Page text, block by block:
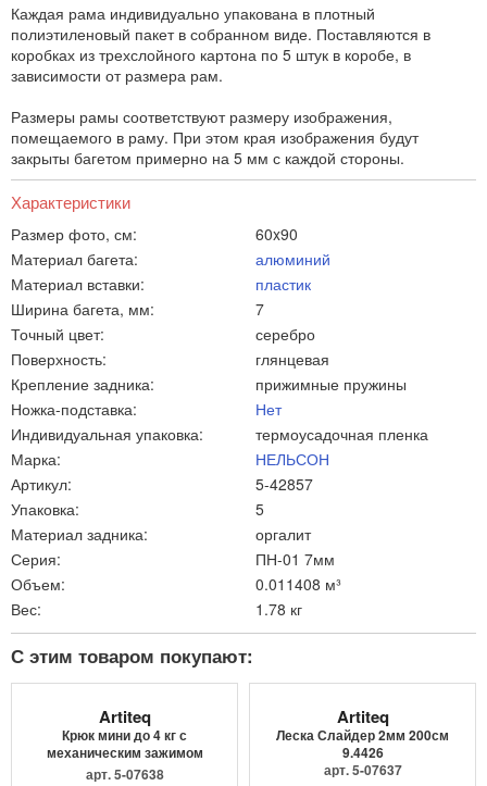
Каждая рама индивидуально упакована в плотный
полиэтиленовый пакет в собранном виде. Поставляются в
коробках из трехслойного картона по 5 штук в коробе, в
зависимости от размера рам.
Размеры рамы соответствуют размеру изображения,
помещаемого в раму. При этом края изображения будут
закрыты багетом примерно на 5 мм с каждой стороны.
Характеристики
Размер фото, см:
60x90
Материал багета:
алюминий
Материал вставки:
пластик
Ширина багета, мм:
7
Точный цвет:
серебро
Поверхность:
глянцевая
Крепление задника:
прижимные пружины
Ножка-подставка:
Нет
Индивидуальная упаковка:
термоусадочная пленка
Марка:
НЕЛЬСОН
Артикул:
5-42857
Упаковка:
5
Материал задника:
оргалит
Серия:
ПН-01 7мм
Объем:
0.011408 м³
Вес:
1.78 кг
С этим товаром покупают:
Artiteq
Крюк мини до 4 кг с
механическим зажимом
9.4205
арт. 5-07638
Artiteq
Леска Слайдер 2мм 200см
9.4426
арт. 5-07637